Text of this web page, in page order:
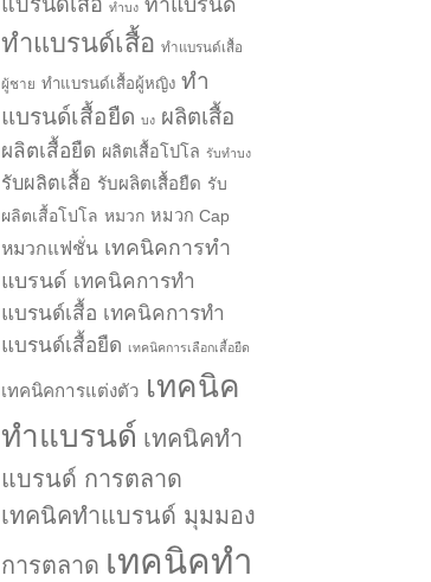
ทำบง
ทำแบรนด์เสื้อ ทำแบรนด์เสื้อ
ผู้ชาย ทำแบรนด์เสื้อผู้หญิง ทำ
แบรนด์เสื้อยืด บง ผลิตเสื้อ
ผลิตเสื้อยืด ผลิตเสื้อโปโล รับทำบง
รับผลิตเสื้อ รับผลิตเสื้อยืด รับ
ผลิตเสื้อโปโล หมวก หมวก Cap
หมวกแฟชั่น เทคนิคการทำ
แบรนด์ เทคนิคการทำ
แบรนด์เสื้อ เทคนิคการทำ
แบรนด์เสื้อยืด เทคนิคการเลือกเสื้อยืด
เทคนิคการแต่งตัว เทคนิค
ทำแบรนด์ เทคนิคทำ
แบรนด์ การตลาด
เทคนิคทำแบรนด์ มุมมอง
การตลาด เทคนิคทำ